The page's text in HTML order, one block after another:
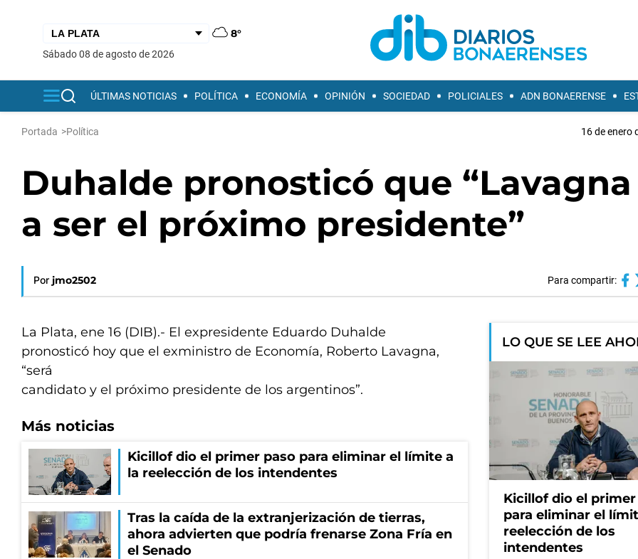
8°
sábado 08 de agosto de 2026
ÚLTIMAS NOTICIAS POLÍTICA ECONOMÍA OPINIÓN SOCIEDAD POLICIALES ADN BONAERENSE
Portada >Política 16 de enero
Duhalde pronosticó que “Lavagna
a ser el próximo presidente”
Por jmo2502 Para compartir:
La Plata, ene 16 (DIB).- El expresidente Eduardo Duhalde
pronosticó hoy que el exministro de Economía, Roberto Lavagna,
“será
candidato y el próximo presidente de los argentinos”.
Más noticias
Kicillof dio el primer paso para eliminar el límite a
la reelección de los intendentes
Tras la caída de la extranjerización de tierras,
ahora advierten que podría frenarse Zona Fría en
el Senado
LO QUE SE LEE
Kicillof dio el primer
para eliminar el
reelección de los
intendentes